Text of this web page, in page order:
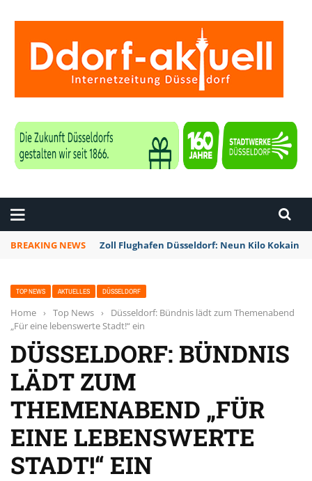
BREAKING NEWS Zoll Flughafen Düsseldorf: Neun Kilo Kokain
TOP NEWS AKTUELLES DÜSSELDORF
Home › Top News ›
Düsseldorf: Bündnis lädt zum Themenabend
„Für eine lebenswerte Stadt!“ ein
DÜSSELDORF: BÜNDNIS
LÄDT ZUM
THEMENABEND „FÜR
EINE LEBENSWERTE
STADT!“ EIN